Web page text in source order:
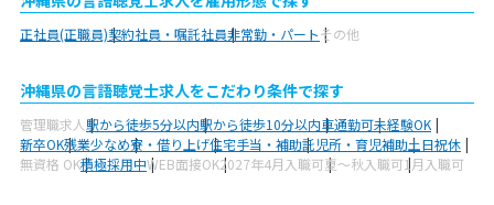
正社員(正職員)契約社員・嘱託社員非常勤・パートその他
沖縄県の言語聴覚士求人をこだわり条件で探す
管理職求人駅から徒歩5分以内駅から徒歩10分以内車通勤可未経験OK
新卒OK残業少なめ寮・借り上げ住宅手当・補助託児所・育児補助土日祝休
無資格 OK積極採用中WEB面接OK2027年4月入職可夏～秋入職可1月入職可